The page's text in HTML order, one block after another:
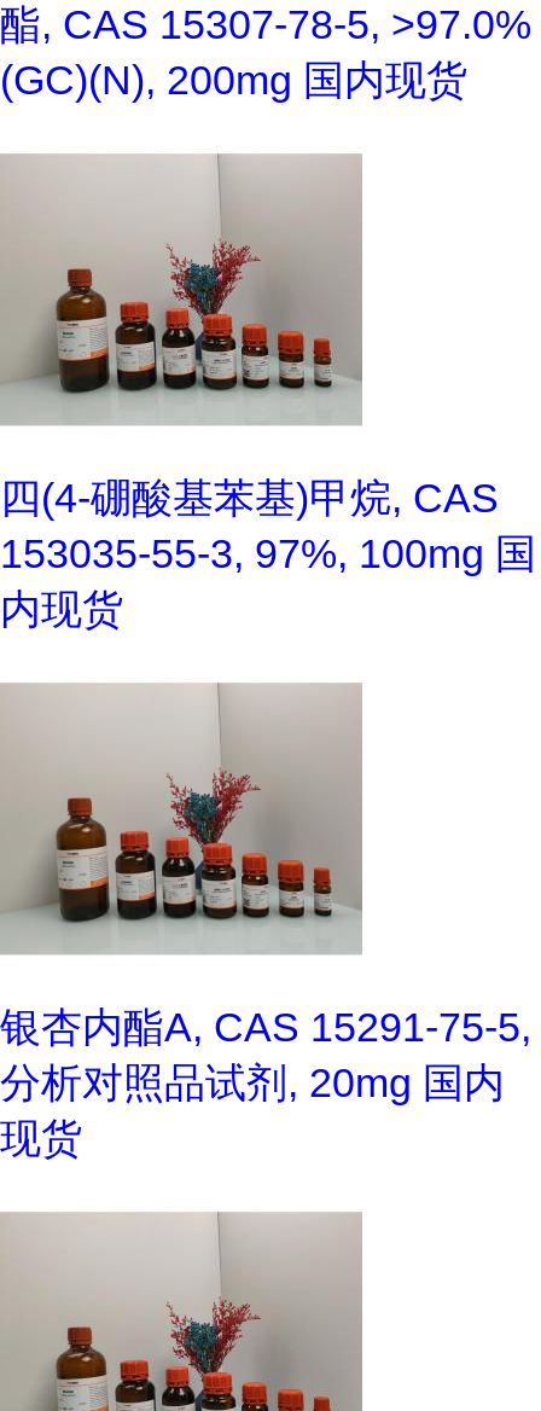
酯, CAS 15307-78-5, >97.0%
(GC)(N), 200mg 国内现货
四(4-硼酸基苯基)甲烷, CAS
153035-55-3, 97%, 100mg 国
内现货
银杏内酯A, CAS 15291-75-5,
分析对照品试剂, 20mg 国内
现货